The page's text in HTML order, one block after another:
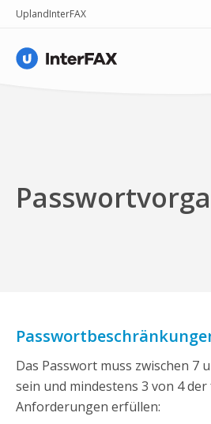
UplandInterFAX
Das Passwort muss zwischen 7
sein und mindestens 3 von 4
Anforderungen erfüllen: